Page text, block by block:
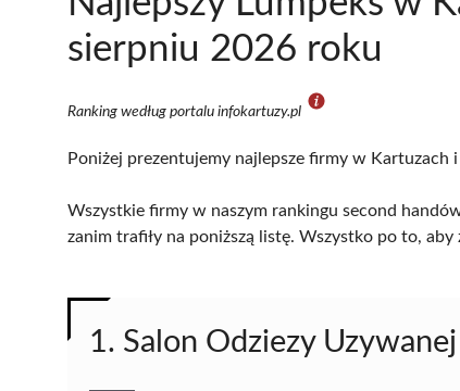
sierpniu 2026 roku
Ranking według portalu infokartuzy.pl
Poniżej prezentujemy najlepsze firmy w Kartuzach
Wszystkie firmy w naszym rankingu second
zanim trafiły na poniższą listę. Wszystko po to,
1. Salon Odziezy